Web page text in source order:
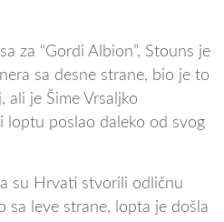
za “Gordi Albion”, Stouns je
sa desne strane, bio je to
ali je Šime Vrsaljko
loptu poslao daleko od svog
su Hrvati stvorili odličnu
sa leve strane, lopta je došla